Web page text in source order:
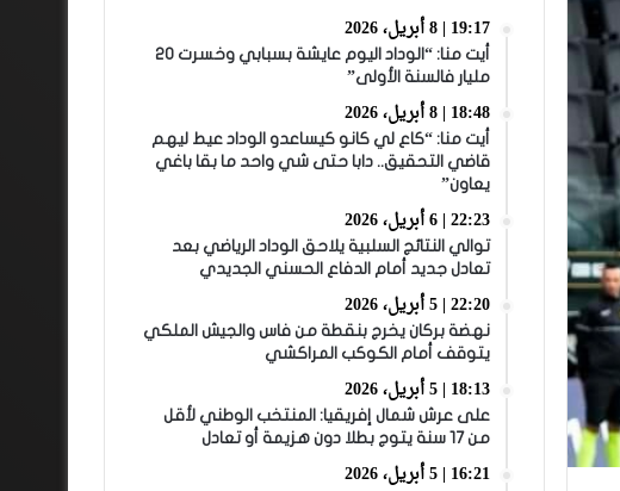
19:17 | 8 أبريل، 2026
أيت منا: “الوداد اليوم عايشة بسبابي وخسرت 20
مليار فالسنة الأولى”
18:48 | 8 أبريل، 2026
أيت منا: “كاع لي كانو كيساعدو الوداد عيط ليهم
قاضي التحقيق.. دابا حتى شي واحد ما بقا باغي
يعاون”
22:23 | 6 أبريل، 2026
توالي النتائج السلبية يلاحق الوداد الرياضي بعد
تعادل جديد أمام الدفاع الحسني الجديدي
22:20 | 5 أبريل، 2026
نهضة بركان يخرج بنقطة من فاس والجيش الملكي
يتوقف أمام الكوكب المراكشي
18:13 | 5 أبريل، 2026
على عرش شمال إفريقيا: المنتخب الوطني لأقل
من 17 سنة يتوج بطلا دون هزيمة أو تعادل
16:21 | 5 أبريل، 2026